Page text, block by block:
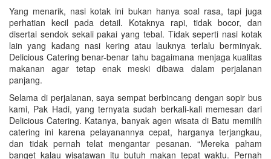
Yang menarik, nasi kotak ini bukan hanya soal rasa, tapi juga
perhatian kecil pada detail. Kotaknya rapi, tidak bocor, dan
disertai sendok sekali pakai yang tebal. Tidak seperti nasi kotak
lain yang kadang nasi kering atau lauknya terlalu berminyak.
Delicious Catering benar-benar tahu bagaimana menjaga kualitas
makanan agar tetap enak meski dibawa dalam perjalanan
panjang.
Selama di perjalanan, saya sempat berbincang dengan sopir bus
kami, Pak Hadi, yang ternyata sudah berkali-kali memesan dari
Delicious Catering. Katanya, banyak agen wisata di Batu memilih
catering ini karena pelayanannya cepat, harganya terjangkau,
dan tidak pernah telat mengantar pesanan. “Mereka paham
banget kalau wisatawan itu butuh makan tepat waktu. Pernah